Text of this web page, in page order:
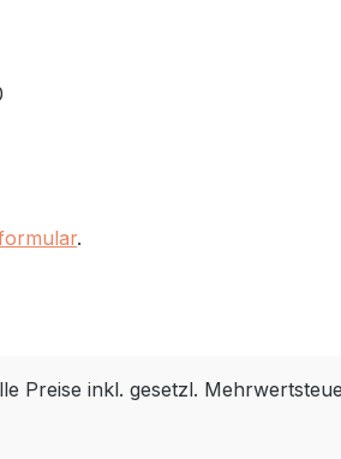
.
Preise inkl. gesetzl.